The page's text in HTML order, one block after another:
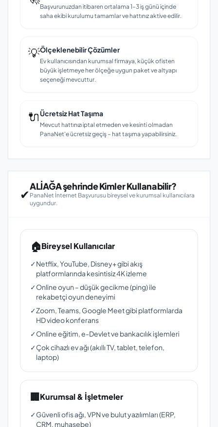
Başvurunuzdan itibaren ortalama 1–3 iş günü içinde
saha ekibi kurulumu tamamlar ve hattınız aktive edilir.
💡Ölçeklenebilir Çözümler
Ev kullanıcısından kurumsal firmaya, küçük ofisten
büyük işletmeye her ölçeğe uygun paket ve altyapı
seçeneği mevcuttur.
🔌Ücretsiz Hat Taşıma
Mevcut hattınızı iptal etmeden ve kesinti olmadan
PanaNet'e ücretsiz geçiş – hat taşıma yapabilirsiniz.
✔
ALİAĞA şehrinde Kimler Kullanabilir?
PanaNet İnternet Başvurusu bireysel ve kurumsal kullanıcılara
uygundur.
🏠Bireysel Kullanıcılar
✓Netflix, YouTube, Disney+ gibi akış
platformlarında kesintisiz 4K izleme
✓Online oyun – düşük gecikme (ping) ile
rekabetçi oyun deneyimi
✓Zoom, Teams, Google Meet gibi platformlarda
HD video konferans
✓Online eğitim, e-Devlet ve bankacılık işlemleri
✓Çok cihazlı ev ağı (akıllı TV, tablet, telefon,
laptop)
🏢Kurumsal & İşletmeler
✓Güvenli ofis ağı, VPN ve bulut yazılımları (ERP,
CRM, muhasebe)